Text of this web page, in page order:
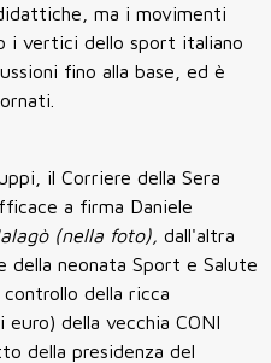
ma i movimenti
i vertici dello sport italiano
fino alla base, ed è
il Corriere della Sera
a firma Daniele
(nella foto), dall'altra
della neonata Sport e Salute
della ricca
della vecchia CONI
della presidenza del